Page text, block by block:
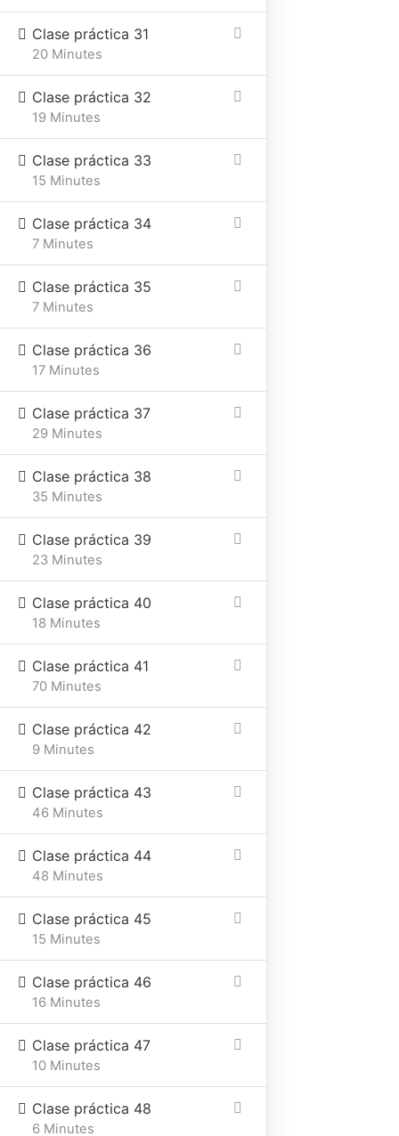
Clase práctica 31
20 Minutes
Clase práctica 32
19 Minutes
Clase práctica 33
15 Minutes
Clase práctica 34
7 Minutes
Clase práctica 35
7 Minutes
Clase práctica 36
17 Minutes
Clase práctica 37
29 Minutes
Clase práctica 38
35 Minutes
Clase práctica 39
23 Minutes
Clase práctica 40
18 Minutes
Clase práctica 41
70 Minutes
Clase práctica 42
9 Minutes
Clase práctica 43
46 Minutes
Clase práctica 44
48 Minutes
Clase práctica 45
15 Minutes
Clase práctica 46
16 Minutes
Clase práctica 47
10 Minutes
Clase práctica 48
6 Minutes